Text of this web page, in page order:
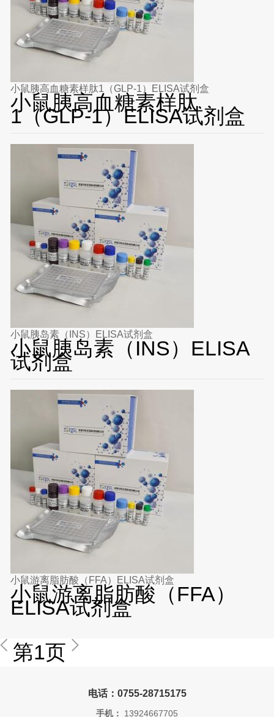
小鼠胰高血糖素样肽1（GLP-1）ELISA试剂盒
小鼠胰高血糖素样肽
1（GLP-1）ELISA试剂盒
小鼠胰岛素（INS）ELISA试剂盒
小鼠胰岛素（INS）ELISA
试剂盒
小鼠游离脂肪酸（FFA）ELISA试剂盒
小鼠游离脂肪酸（FFA）
ELISA试剂盒
第1页
电话：0755-28715175
手机： 13924667705